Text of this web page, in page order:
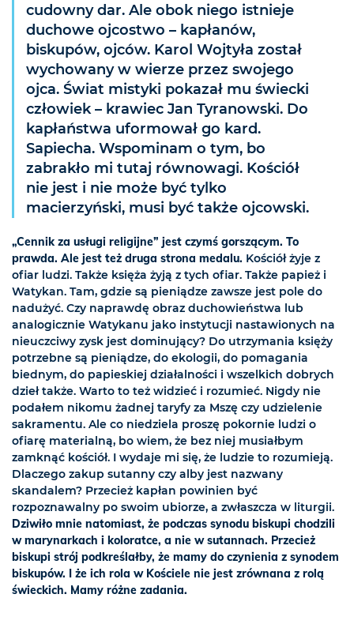
cudowny dar. Ale obok niego istnieje
duchowe ojcostwo – kapłanów,
biskupów, ojców. Karol Wojtyła został
wychowany w wierze przez swojego
ojca. Świat mistyki pokazał mu świecki
człowiek – krawiec Jan Tyranowski. Do
kapłaństwa uformował go kard.
Sapiecha. Wspominam o tym, bo
zabrakło mi tutaj równowagi. Kościół
nie jest i nie może być tylko
macierzyński, musi być także ojcowski.
„Cennik za usługi religijne” jest czymś gorszącym. To
prawda. Ale jest też druga strona medalu. Kościół żyje z
ofiar ludzi. Także księża żyją z tych ofiar. Także papież i
Watykan. Tam, gdzie są pieniądze zawsze jest pole do
nadużyć. Czy naprawdę obraz duchowieństwa lub
analogicznie Watykanu jako instytucji nastawionych na
nieuczciwy zysk jest dominujący? Do utrzymania księży
potrzebne są pieniądze, do ekologii, do pomagania
biednym, do papieskiej działalności i wszelkich dobrych
dzieł także. Warto to też widzieć i rozumieć. Nigdy nie
podałem nikomu żadnej taryfy za Mszę czy udzielenie
sakramentu. Ale co niedziela proszę pokornie ludzi o
ofiarę materialną, bo wiem, że bez niej musiałbym
zamknąć kościół. I wydaje mi się, że ludzie to rozumieją.
Dlaczego zakup sutanny czy alby jest nazwany
skandalem? Przecież kapłan powinien być
rozpoznawalny po swoim ubiorze, a zwłaszcza w liturgii.
Dziwiło mnie natomiast, że podczas synodu biskupi chodzili
w marynarkach i koloratce, a nie w sutannach. Przecież
biskupi strój podkreślałby, że mamy do czynienia z synodem
biskupów. I że ich rola w Kościele nie jest zrównana z rolą
świeckich. Mamy różne zadania.